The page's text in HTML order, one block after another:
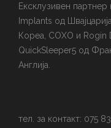
Ексклузивен
Implants од
Кореа, COXO и Rogin
QuickSleeper5 од
Англија.
тел. за контакт: 075